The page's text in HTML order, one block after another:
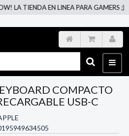
TIENDA EN LINEA PARA GAMERS ;)
COMPACTO
USB-C